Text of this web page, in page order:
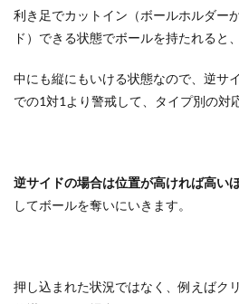
利き足でカットイン（ボールホルダー
ド）できる状態でボールを持たれると、
中にも縦にもいける状態なので、逆サ
での1対1より警戒して、タイプ別の対
逆サイドの場合は位置が高ければ高い
してボールを奪いにいきます。
押し込まれた状況ではなく、例えばク